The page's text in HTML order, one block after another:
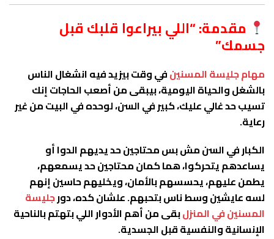
مقدمة: “اللي بيراعوا قلبك قبل
جسمك”
مهام جليسة المسنينفي وقت بيزيد فيه انشغال الناس
بالشغل والحياة اليومية، بيبقى من أصعب الحاجات إنك
تسيب حد غالي عليك، كبير في السن، لوحده في البيت من غير
رعاية.
الكبار في السن مش بس محتاجين حد يديهم الدوا أو
يساعدهم يتحركوا، هما كمان محتاجين حد يسمعهم،
يطمن عليهم، يحسسهم بالأمان، ويخليهم حاسين إنهم
لسه عايشين وسط ناس بتحبهم.علشان كده، دورجليسة
المسنين في المنزلبقى من أهم الأدوار اللي بتهتم بالناحية
الإنسانية والنفسية قبل الجسدية.